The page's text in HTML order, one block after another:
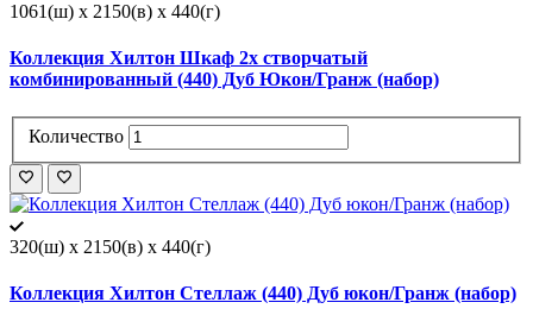
1061(ш) x 2150(в) x 440(г)
Коллекция Хилтон Шкаф 2х створчатый
комбинированный (440) Дуб Юкон/Гранж (набор)
Количество
320(ш) x 2150(в) x 440(г)
Коллекция Хилтон Стеллаж (440) Дуб юкон/Гранж (набор)